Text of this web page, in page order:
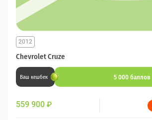
Chevrolet Cruze
2012
Ваш кешбек 5 000 баллов
559 900 ₽